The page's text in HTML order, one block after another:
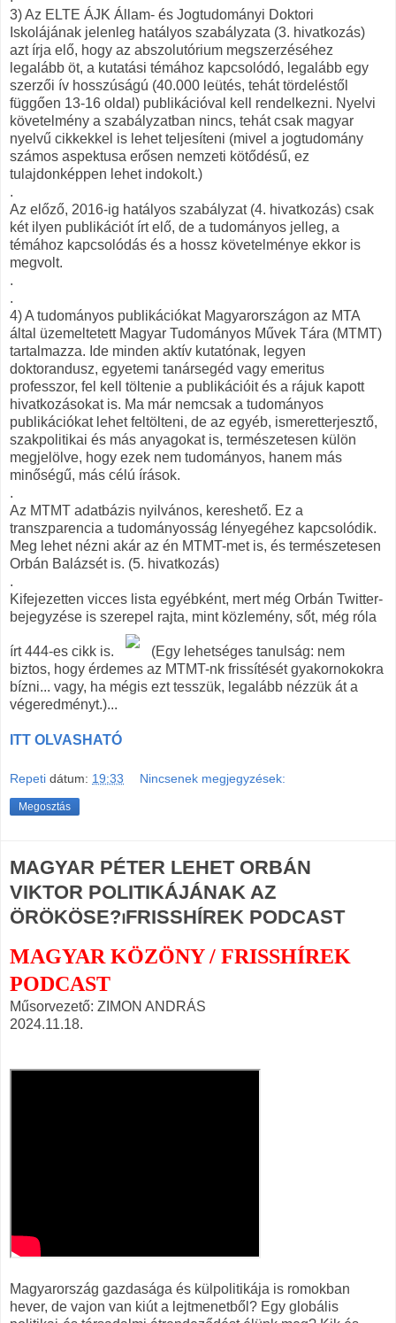
3) Az ELTE ÁJK Állam- és Jogtudományi Doktori
Iskolájának jelenleg hatályos szabályzata (3. hivatkozás)
azt írja elő, hogy az abszolutórium megszerzéséhez
legalább öt, a kutatási témához kapcsolódó, legalább egy
szerzői ív hosszúságú (40.000 leütés, tehát tördeléstől
függően 13-16 oldal) publikációval kell rendelkezni. Nyelvi
követelmény a szabályzatban nincs, tehát csak magyar
nyelvű cikkekkel is lehet teljesíteni (mivel a jogtudomány
számos aspektusa erősen nemzeti kötődésű, ez
tulajdonképpen lehet indokolt.)
.
Az előző, 2016-ig hatályos szabályzat (4. hivatkozás) csak
két ilyen publikációt írt elő, de a tudományos jelleg, a
témához kapcsolódás és a hossz követelménye ekkor is
megvolt.
.
.
4) A tudományos publikációkat Magyarországon az MTA
által üzemeltetett Magyar Tudományos Művek Tára (MTMT)
tartalmazza. Ide minden aktív kutatónak, legyen
doktorandusz, egyetemi tanársegéd vagy emeritus
professzor, fel kell töltenie a publikációit és a rájuk kapott
hivatkozásokat is. Ma már nemcsak a tudományos
publikációkat lehet feltölteni, de az egyéb, ismeretterjesztő,
szakpolitikai és más anyagokat is, természetesen külön
megjelölve, hogy ezek nem tudományos, hanem más
minőségű, más célú írások.
.
Az MTMT adatbázis nyilvános, kereshető. Ez a
transzparencia a tudományosság lényegéhez kapcsolódik.
Meg lehet nézni akár az én MTMT-met is, és természetesen
Orbán Balázsét is. (5. hivatkozás)
.
Kifejezetten vicces lista egyébként, mert még Orbán Twitter-
bejegyzése is szerepel rajta, mint közlemény, sőt, még róla
írt 444-es cikk is.
(Egy lehetséges tanulság: nem
biztos, hogy érdemes az MTMT-nk frissítését gyakornokokra
bízni... vagy, ha mégis ezt tesszük, legalább nézzük át a
végeredményt.)...
ITT OLVASHATÓ
Repeti dátum: 19:33 Nincsenek megjegyzések:
Megosztás
MAGYAR PÉTER LEHET ORBÁN
VIKTOR POLITIKÁJÁNAK AZ
ÖRÖKÖSE?⏐FRISSHÍREK PODCAST
MAGYAR KÖZÖNY / FRISSHÍREK
PODCAST
Műsorvezető: ZIMON ANDRÁS
2024.11.18.
Magyarország gazdasága és külpolitikája is romokban
hever, de vajon van kiút a lejtmenetből? Egy globális